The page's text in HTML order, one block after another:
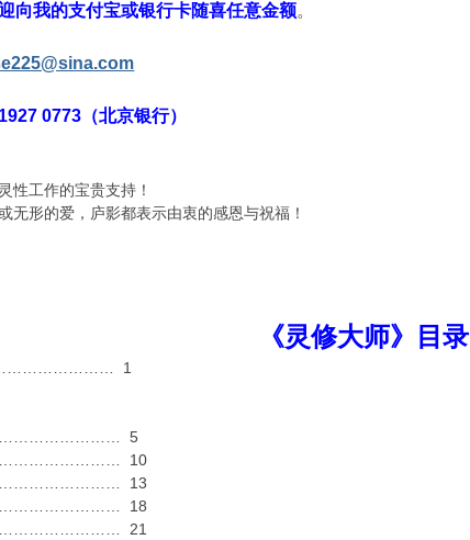
向我的支付宝或银行卡随喜任意金额。
0773（北京银行）
性工作的宝贵支持！
无形的爱，庐影都表示由衷的感恩与祝福！
《灵修大师》目录
1
接触…………………… 5
10
13
18
21